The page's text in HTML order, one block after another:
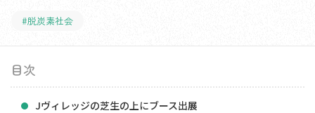
#脱炭素社会
目次
Jヴィレッジの芝生の上にブース出展